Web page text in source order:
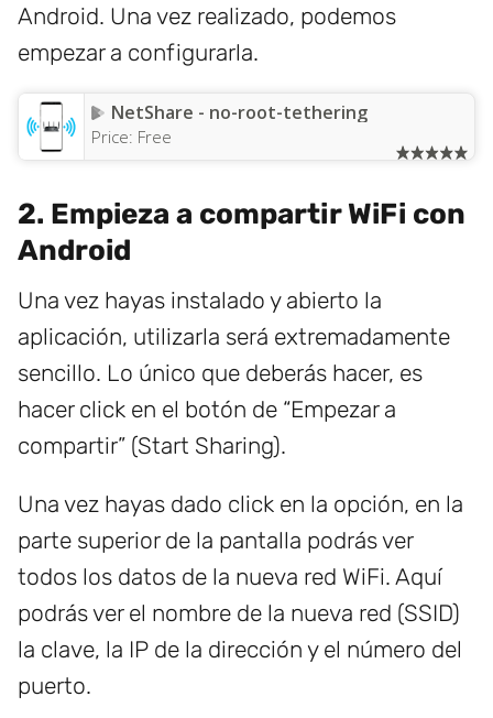
Android. Una vez realizado, podemos
empezar a configurarla.
NetShare - no-root-tethering
Price: Free
2. Empieza a compartir WiFi con
Android
Una vez hayas instalado y abierto la
aplicación, utilizarla será extremadamente
sencillo. Lo único que deberás hacer, es
hacer click en el botón de “Empezar a
compartir” (Start Sharing).
Una vez hayas dado click en la opción, en la
parte superior de la pantalla podrás ver
todos los datos de la nueva red WiFi. Aquí
podrás ver el nombre de la nueva red (SSID)
la clave, la IP de la dirección y el número del
puerto.